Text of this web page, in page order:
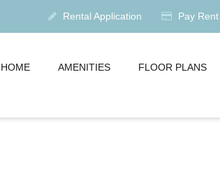
Rental Application Pay
HOME AMENITIES FLOOR PLANS